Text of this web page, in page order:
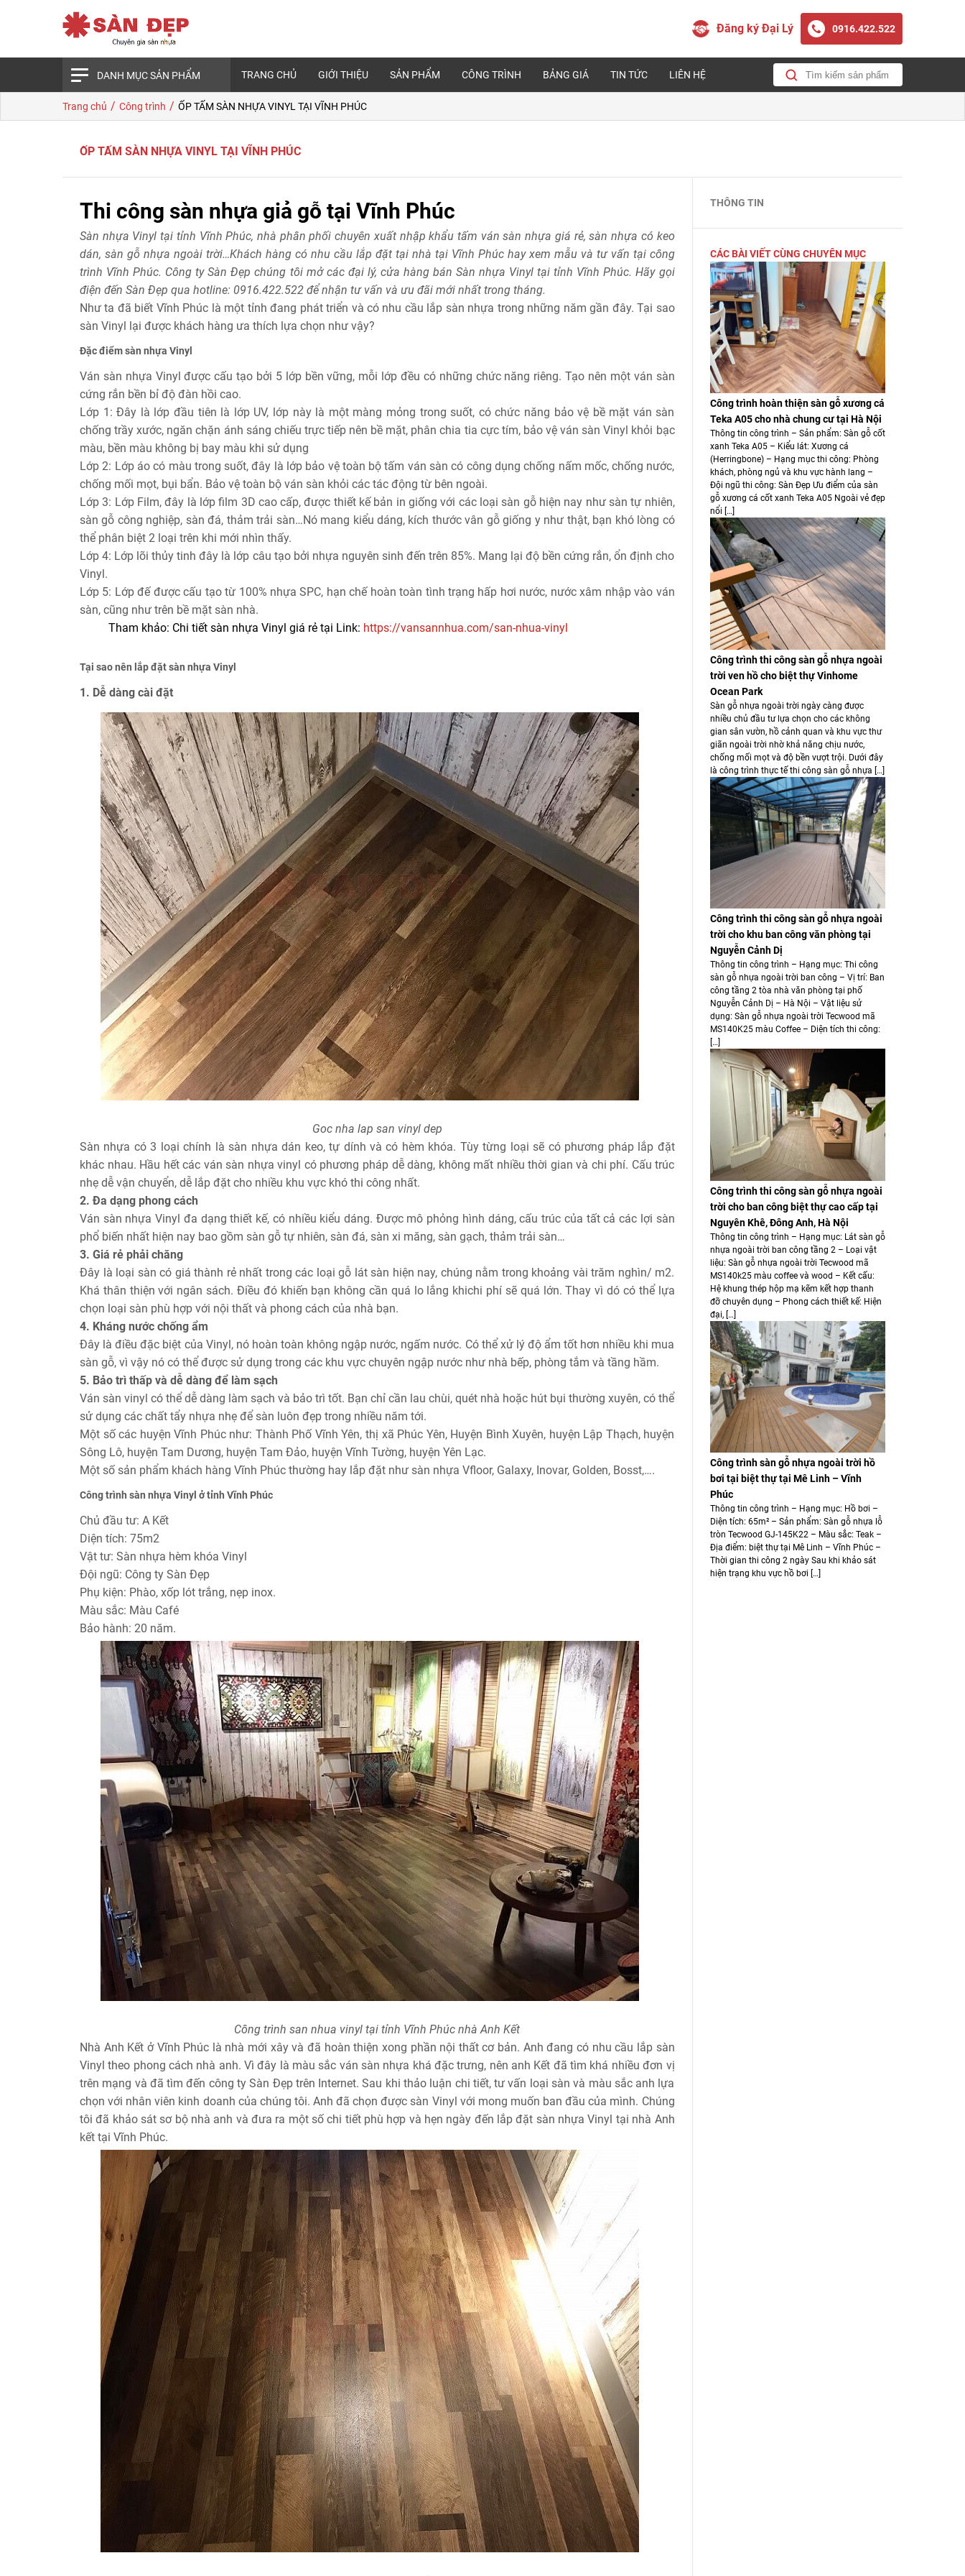
Đăng ký Đại Lý 0916.422.522
DANH MỤC SẢN PHẨM TRANG CHỦ GIỚI THIỆU SẢN PHẨM CÔNG TRÌNH BẢNG GIÁ TIN TỨC LIÊN HỆ
Trang chủ / Công trình / ỐP TẤM SÀN NHỰA VINYL TẠI VĨNH PHÚC
ỐP TẤM SÀN NHỰA VINYL TẠI VĨNH PHÚC
Thi công sàn nhựa giả gỗ tại Vĩnh Phúc
Sàn nhựa Vinyl tại tỉnh Vĩnh Phúc, nhà phân phối chuyên xuất nhập khẩu tấm ván sàn nhựa giá rẻ, sàn nhựa có keo
dán, sàn gỗ nhựa ngoài trời…Khách hàng có nhu cầu lắp đặt tại nhà tại Vĩnh Phúc hay xem mẫu và tư vấn tại công
trình Vĩnh Phúc. Công ty Sàn Đẹp chúng tôi mở các đại lý, cửa hàng bán Sàn nhựa Vinyl tại tỉnh Vĩnh Phúc. Hãy gọi
điện đến Sàn Đẹp qua hotline: 0916.422.522 để nhận tư vấn và ưu đãi mới nhất trong tháng.
Như ta đã biết Vĩnh Phúc là một tỉnh đang phát triển và có nhu cầu lắp sàn nhựa trong những năm gần đây. Tại sao
sàn Vinyl lại được khách hàng ưa thích lựa chọn như vậy?
Đặc điểm sàn nhựa Vinyl
Ván sàn nhựa Vinyl được cấu tạo bởi 5 lớp bền vững, mỗi lớp đều có những chức năng riêng. Tạo nên một ván sàn
cứng rắn bền bỉ độ đàn hồi cao.
Lớp 1: Đây là lớp đầu tiên là lớp UV, lớp này là một màng mỏng trong suốt, có chức năng bảo vệ bề mặt ván sàn
chống trầy xước, ngăn chặn ánh sáng chiếu trực tiếp nên bề mặt, phân chia tia cực tím, bảo vệ ván sàn Vinyl khỏi bạc
màu, bền màu không bị bay màu khi sử dụng
Lớp 2: Lớp áo có màu trong suốt, đây là lớp bảo vệ toàn bộ tấm ván sàn có công dụng chống nấm mốc, chống nước,
chống mối mọt, bụi bẩn. Bảo vệ toàn bộ ván sàn khỏi các tác động từ bên ngoài.
Lớp 3: Lớp Film, đây là lớp film 3D cao cấp, được thiết kế bản in giống với các loại sàn gỗ hiện nay như sàn tự nhiên,
sàn gỗ công nghiệp, sàn đá, thảm trải sàn…Nó mang kiểu dáng, kích thước vân gỗ giống y như thật, bạn khó lòng có
thể phân biệt 2 loại trên khi mới nhìn thấy.
Lớp 4: Lớp lõi thủy tinh đây là lớp câu tạo bởi nhựa nguyên sinh đến trên 85%. Mang lại độ bền cứng rắn, ổn định cho
Vinyl.
Lớp 5: Lớp đế được cấu tạo từ 100% nhựa SPC, hạn chế hoàn toàn tình trạng hấp hơi nước, nước xâm nhập vào ván
sàn, cũng như trên bề mặt sàn nhà.
Tham khảo: Chi tiết sàn nhựa Vinyl giá rẻ tại Link: https://vansannhua.com/san-nhua-vinyl
Tại sao nên lắp đặt sàn nhựa Vinyl
1. Dễ dàng cài đặt
Goc nha lap san vinyl dep
Sàn nhựa có 3 loại chính là sàn nhựa dán keo, tự dính và có hèm khóa. Tùy từng loại sẽ có phương pháp lắp đặt
khác nhau. Hầu hết các ván sàn nhựa vinyl có phương pháp dễ dàng, không mất nhiều thời gian và chi phí. Cấu trúc
nhẹ dễ vận chuyển, dễ lắp đặt cho nhiều khu vực khó thi công nhất.
2. Đa dạng phong cách
Ván sàn nhựa Vinyl đa dạng thiết kế, có nhiều kiểu dáng. Được mô phỏng hình dáng, cấu trúc của tất cả các lợi sàn
phổ biến nhất hiện nay bao gồm sàn gỗ tự nhiên, sàn đá, sàn xi măng, sàn gạch, thảm trải sàn…
3. Giá rẻ phải chăng
Đây là loại sàn có giá thành rẻ nhất trong các loại gỗ lát sàn hiện nay, chúng nằm trong khoảng vài trăm nghìn/ m2.
Khá thân thiện với ngân sách. Điều đó khiến bạn không cần quá lo lắng khichi phí sẽ quá lớn. Thay vì dó có thể lựa
chọn loại sàn phù hợp với nội thất và phong cách của nhà bạn.
4. Kháng nước chống ẩm
Đây là điều đặc biệt của Vinyl, nó hoàn toàn không ngập nước, ngấm nước. Có thể xử lý độ ẩm tốt hơn nhiều khi mua
sàn gỗ, vì vậy nó có thể được sử dụng trong các khu vực chuyên ngập nước như nhà bếp, phòng tắm và tầng hầm.
5. Bảo trì thấp và dễ dàng để làm sạch
Ván sàn vinyl có thể dễ dàng làm sạch và bảo trì tốt. Bạn chỉ cần lau chùi, quét nhà hoặc hút bụi thường xuyên, có thể
sử dụng các chất tẩy nhựa nhẹ để sàn luôn đẹp trong nhiều năm tới.
Một số các huyện Vĩnh Phúc như: Thành Phố Vĩnh Yên, thị xã Phúc Yên, Huyện Bình Xuyên, huyện Lập Thạch, huyện
Sông Lô, huyện Tam Dương, huyện Tam Đảo, huyện Vĩnh Tường, huyện Yên Lạc.
Một số sản phẩm khách hàng Vĩnh Phúc thường hay lắp đặt như sàn nhựa Vfloor, Galaxy, Inovar, Golden, Bosst,….
Công trình sàn nhựa Vinyl ở tỉnh Vĩnh Phúc
Chủ đầu tư: A Kết
Diện tích: 75m2
Vật tư: Sàn nhựa hèm khóa Vinyl
Đội ngũ: Công ty Sàn Đẹp
Phụ kiện: Phào, xốp lót trắng, nẹp inox.
Màu sắc: Màu Café
Bảo hành: 20 năm.
Công trình san nhua vinyl tại tỉnh Vĩnh Phúc nhà Anh Kết
Nhà Anh Kết ở Vĩnh Phúc là nhà mới xây và đã hoàn thiện xong phần nội thất cơ bản. Anh đang có nhu cầu lắp sàn
Vinyl theo phong cách nhà anh. Vì đây là màu sắc ván sàn nhựa khá đặc trưng, nên anh Kết đã tìm khá nhiều đơn vị
trên mạng và đã tìm đến công ty Sàn Đẹp trên Internet. Sau khi thảo luận chi tiết, tư vấn loại sàn và màu sắc anh lựa
chọn với nhân viên kinh doanh của chúng tôi. Anh đã chọn được sàn Vinyl với mong muốn ban đầu của mình. Chúng
tôi đã khảo sát sơ bộ nhà anh và đưa ra một số chi tiết phù hợp và hẹn ngày đến lắp đặt sàn nhựa Vinyl tại nhà Anh
kết tại Vĩnh Phúc.
THÔNG TIN
CÁC BÀI VIẾT CÙNG CHUYÊN MỤC
Công trình hoàn thiện sàn gỗ xương cá
Teka A05 cho nhà chung cư tại Hà Nội
Thông tin công trình – Sản phẩm: Sàn gỗ cốt
xanh Teka A05 – Kiểu lát: Xương cá
(Herringbone) – Hạng mục thi công: Phòng
khách, phòng ngủ và khu vực hành lang –
Đội ngũ thi công: Sàn Đẹp Ưu điểm của sàn
gỗ xương cá cốt xanh Teka A05 Ngoài vẻ đẹp
nổi […]
Công trình thi công sàn gỗ nhựa ngoài
trời ven hồ cho biệt thự Vinhome
Ocean Park
Sàn gỗ nhựa ngoài trời ngày càng được
nhiều chủ đầu tư lựa chọn cho các không
gian sân vườn, hồ cảnh quan và khu vực thư
giãn ngoài trời nhờ khả năng chịu nước,
chống mối mọt và độ bền vượt trội. Dưới đây
là công trình thực tế thi công sàn gỗ nhựa […]
Công trình thi công sàn gỗ nhựa ngoài
trời cho khu ban công văn phòng tại
Nguyễn Cảnh Dị
Thông tin công trình – Hạng mục: Thi công
sàn gỗ nhựa ngoài trời ban công – Vị trí: Ban
công tầng 2 tòa nhà văn phòng tại phố
Nguyễn Cảnh Dị – Hà Nội – Vật liệu sử
dụng: Sàn gỗ nhựa ngoài trời Tecwood mã
MS140K25 màu Coffee – Diện tích thi công:
[…]
Công trình thi công sàn gỗ nhựa ngoài
trời cho ban công biệt thự cao cấp tại
Nguyên Khê, Đông Anh, Hà Nội
Thông tin công trình – Hạng mục: Lát sàn gỗ
nhựa ngoài trời ban công tầng 2 – Loại vật
liệu: Sàn gỗ nhựa ngoài trời Tecwood mã
MS140k25 màu coffee và wood – Kết cấu:
Hệ khung thép hộp mạ kẽm kết hợp thanh
đỡ chuyên dụng – Phong cách thiết kế: Hiện
đại, […]
Công trình sàn gỗ nhựa ngoài trời hồ
bơi tại biệt thự tại Mê Linh – Vĩnh
Phúc
Thông tin công trình – Hạng mục: Hồ bơi –
Diện tích: 65m² – Sản phẩm: Sàn gỗ nhựa lỗ
tròn Tecwood GJ-145K22 – Màu sắc: Teak –
Địa điểm: biệt thự tại Mê Linh – Vĩnh Phúc –
Thời gian thi công 2 ngày Sau khi khảo sát
hiện trạng khu vực hồ bơi […]